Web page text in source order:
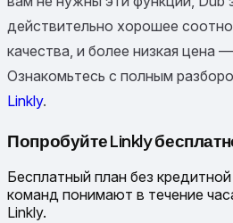
действительно хорошее
качества, и более низкая цена
Ознакомьтесь с полным
Linkly.
Попробуйте Linkly
Бесплатный план без
команд понимают в течение
Linkly.